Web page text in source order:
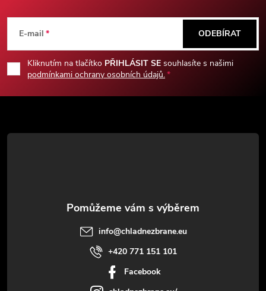
p
a
E-mail
Kliknutím na tlačítko PŘIHLÁSIT SE souhlasíte s našimi
podmínkami ochrany osobních údajů.
ODEBÍRAT
info@chladnezbrane.eu
+420 771 151 101
Facebook